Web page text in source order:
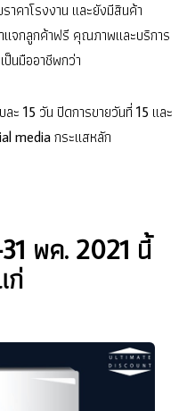
าคาโรงงาน และยังมีสินค้า
จกลูกค้าฟรี คุณภาพและบริการ
ป็นมืออาชีพกว่า
ะ 15 วัน ปิดการขายวันที่ 15 และ
media กระแสหลัก
พค. 2021 นี้
ก่